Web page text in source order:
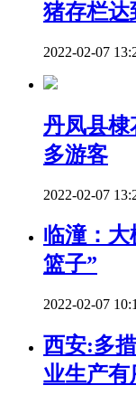
猪存栏达
2022-02-07
丹凤县棣
多游客
2022-02-07
临潼：大
篮子”
2022-02-07
西安:多
业生产有